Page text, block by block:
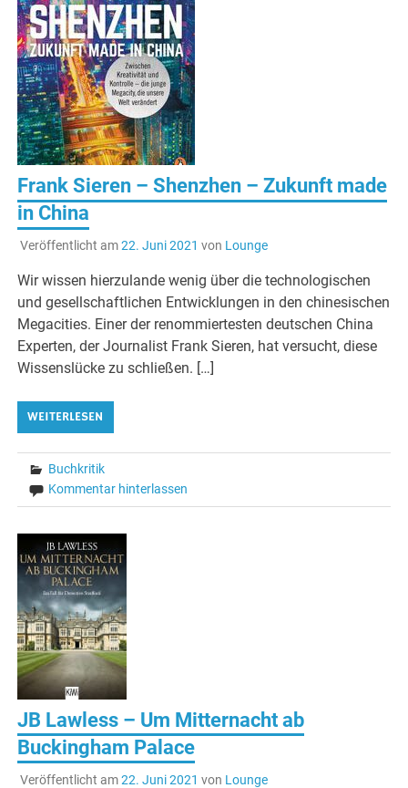
Frank Sieren – Shenzhen – Zukunft made
in China
Veröffentlicht am22. Juni 2021 von Lounge
Wir wissen hierzulande wenig über die technologischen
und gesellschaftlichen Entwicklungen in den chinesischen
Megacities. Einer der renommiertesten deutschen China
Experten, der Journalist Frank Sieren, hat versucht, diese
Wissenslücke zu schließen. […]
WEITERLESEN
Buchkritik
Kommentar hinterlassen
JB Lawless – Um Mitternacht ab
Buckingham Palace
Veröffentlicht am22. Juni 2021 von Lounge